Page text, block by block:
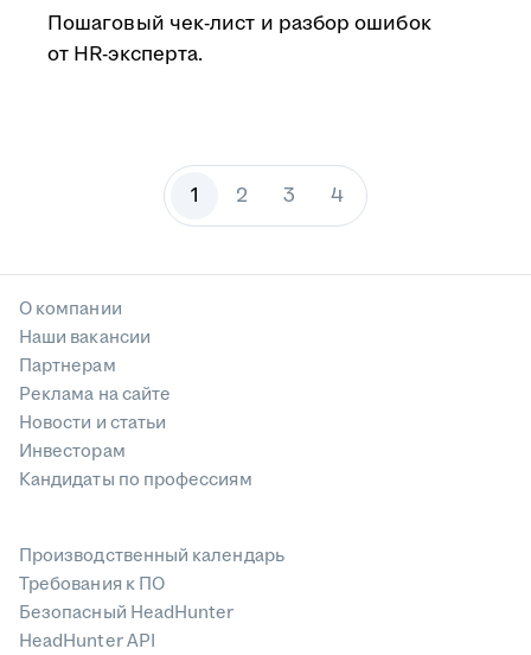
Пошаговый чек-лист и разбор ошибок
от HR-эксперта.
1 2 3 4
О компании
Наши вакансии
Партнерам
Реклама на сайте
Новости и статьи
Инвесторам
Кандидаты по профессиям
Производственный календарь
Требования к ПО
Безопасный HeadHunter
HeadHunter API